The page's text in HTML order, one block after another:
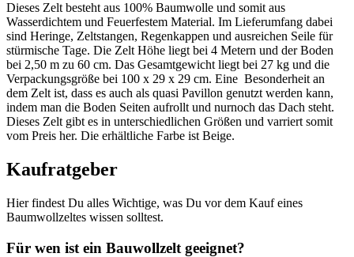
Dieses Zelt besteht aus 100% Baumwolle und somit aus
Wasserdichtem und Feuerfestem Material. Im Lieferumfang dabei
sind Heringe, Zeltstangen, Regenkappen und ausreichen Seile für
stürmische Tage. Die Zelt Höhe liegt bei 4 Metern und der Boden
bei 2,50 m zu 60 cm. Das Gesamtgewicht liegt bei 27 kg und die
Verpackungsgröße bei 100 x 29 x 29 cm. Eine Besonderheit an
dem Zelt ist, dass es auch als quasi Pavillon genutzt werden kann,
indem man die Boden Seiten aufrollt und nurnoch das Dach steht.
Dieses Zelt gibt es in unterschiedlichen Größen und varriert somit
vom Preis her. Die erhältliche Farbe ist Beige.
Kaufratgeber
Hier findest Du alles Wichtige, was Du vor dem Kauf eines
Baumwollzeltes wissen solltest.
Für wen ist ein Bauwollzelt geeignet?